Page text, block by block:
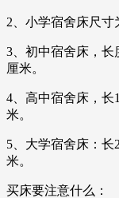
2、小学宿舍床尺寸
3、初中宿舍床，长
厘米。
4、高中宿舍床，长
米。
5、大学宿舍床：长
米。
买床要注意什么：